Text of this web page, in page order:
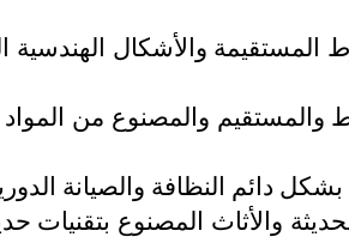
المستقيمة والأشكال
والمستقيم والمصنوع من المواد
دائم النظافة والصيانة
والأثاث المصنوع بتقنيات